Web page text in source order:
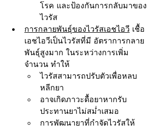
โรค และป้องกันการกลับมาของ
ไวรัส
การกลายพันธุ์ของไวรัสเอชไอวี เชื้อ
เอชไอวีเป็นไวรัสที่มี อัตราการกลาย
พันธุ์สูงมาก ในระหว่างการเพิ่ม
จำนวน ทำให้
ไวรัสสามารถปรับตัวเพื่อหลบ
หลีกยา
อาจเกิดภาวะดื้อยาหากรับ
ประทานยาไม่สม่ำเสมอ
การพัฒนายาที่กำจัดไวรัสให้